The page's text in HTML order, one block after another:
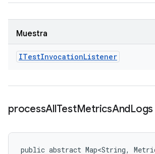
Muestra
ITestInvocationListener
processAllTestMetricsAndLogs
public abstract Map<String,